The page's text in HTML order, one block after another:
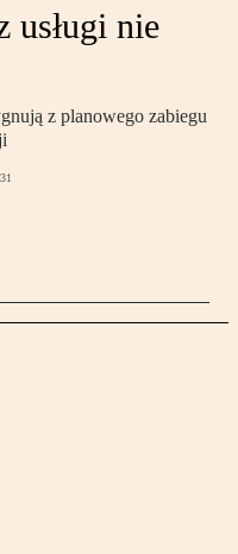
usługi nie
z planowego zabiegu